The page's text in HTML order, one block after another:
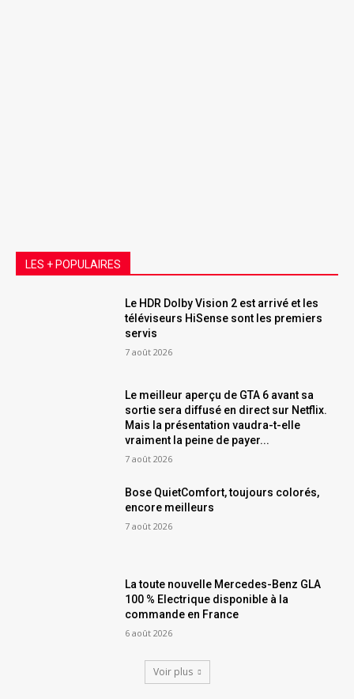
LES + POPULAIRES
Le HDR Dolby Vision 2 est arrivé et les
téléviseurs HiSense sont les premiers
servis
7 août 2026
Le meilleur aperçu de GTA 6 avant sa
sortie sera diffusé en direct sur Netflix.
Mais la présentation vaudra-t-elle
vraiment la peine de payer...
7 août 2026
Bose QuietComfort, toujours colorés,
encore meilleurs
7 août 2026
La toute nouvelle Mercedes-Benz GLA
100 % Electrique disponible à la
commande en France
6 août 2026
Voir plus